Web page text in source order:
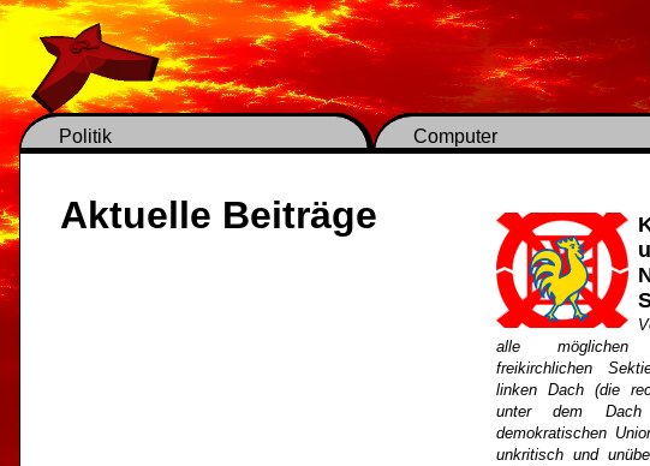
Politik Computer
Aktuelle Beiträge
alle möglichen
freikirchlichen
linken Dach (die
unter dem Dach
demokratischen
unkritisch und